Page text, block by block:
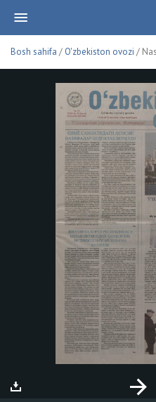
Bosh sahifa / O'zbekiston ovozi /